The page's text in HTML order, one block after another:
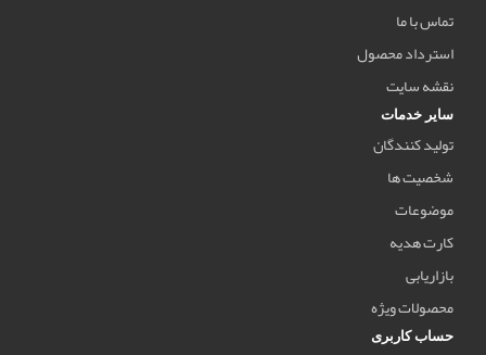
تماس با ما
استرداد محصول
نقشه سایت
سایر خدمات
تولید کنندگان
شخصیت ها
موضوعات
کارت هدیه
بازاریابی
محصولات ویژه
حساب کاربری